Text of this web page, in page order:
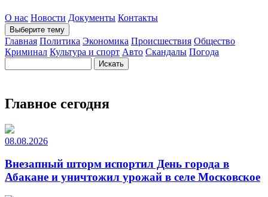
О нас Новости Документы Контакты
Выберите тему
Главная Политика Экономика Происшествия Общество
Криминал Культура и спорт Авто Скандалы Погода
Главное сегодня
08.08.2026
Внезапный шторм испортил День города в
Абакане и уничтожил урожай в селе Московское